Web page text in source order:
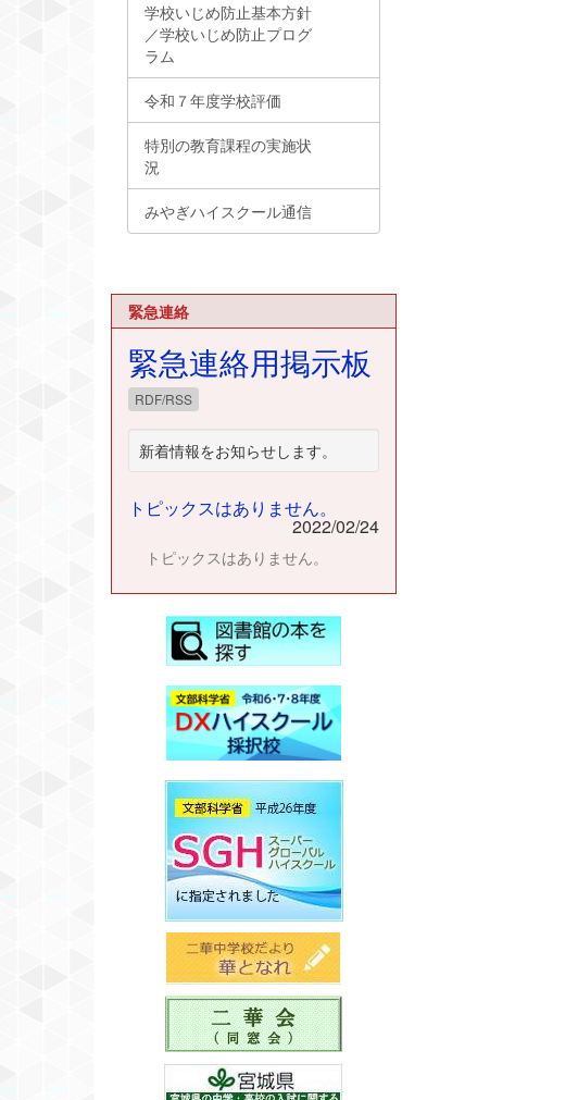
学校いじめ防止基本方針
／学校いじめ防止プログ
ラム
令和７年度学校評価
特別の教育課程の実施状
況
みやぎハイスクール通信
緊急連絡
緊急連絡用掲示板
RDF/RSS
新着情報をお知らせします。
トピックスはありません。
2022/02/24
トピックスはありません。